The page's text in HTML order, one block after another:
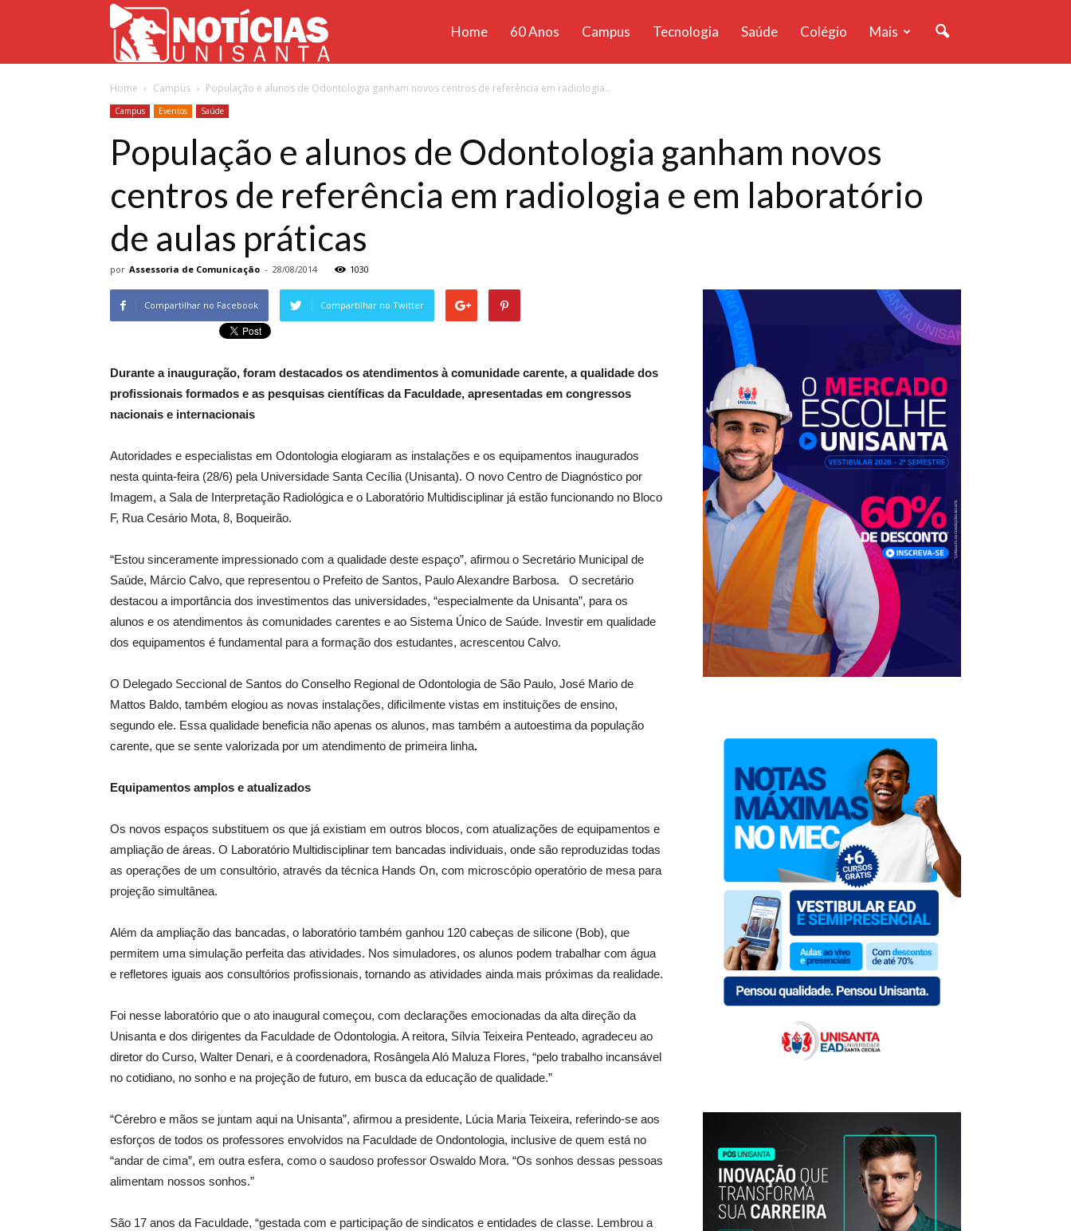
Unisanta
Home 60 Anos Campus Tecnologia Saúde Colégio Mais
Home Campus População e alunos de Odontologia ganham novos centros de referência em radiologia...
Campus Eventos Saúde
População e alunos de Odontologia ganham novos
centros de referência em radiologia e em laboratório
de aulas práticas
por Assessoria de Comunicação - 28/08/2014 1030
Compartilhar no Facebook Compartilhar no Twitter
Durante a inauguração, foram destacados os atendimentos à comunidade carente, a qualidade dos
profissionais formados e as pesquisas científicas da Faculdade, apresentadas em congressos
nacionais e internacionais
Autoridades e especialistas em Odontologia elogiaram as instalações e os equipamentos inaugurados
nesta quinta-feira (28/6) pela Universidade Santa Cecília (Unisanta). O novo Centro de Diagnóstico por
Imagem, a Sala de Interpretação Radiológica e o Laboratório Multidisciplinar já estão funcionando no Bloco
F, Rua Cesário Mota, 8, Boqueirão.
“Estou sinceramente impressionado com a qualidade deste espaço”, afirmou o Secretário Municipal de
Saúde, Márcio Calvo, que representou o Prefeito de Santos, Paulo Alexandre Barbosa. O secretário
destacou a importância dos investimentos das universidades, “especialmente da Unisanta”, para os
alunos e os atendimentos às comunidades carentes e ao Sistema Único de Saúde. Investir em qualidade
dos equipamentos é fundamental para a formação dos estudantes, acrescentou Calvo.
O Delegado Seccional de Santos do Conselho Regional de Odontologia de São Paulo, José Mario de
Mattos Baldo, também elogiou as novas instalações, dificilmente vistas em instituições de ensino,
segundo ele. Essa qualidade beneficia não apenas os alunos, mas também a autoestima da população
carente, que se sente valorizada por um atendimento de primeira linha.
Equipamentos amplos e atualizados
Os novos espaços substituem os que já existiam em outros blocos, com atualizações de equipamentos e
ampliação de áreas. O Laboratório Multidisciplinar tem bancadas individuais, onde são reproduzidas todas
as operações de um consultório, através da técnica Hands On, com microscópio operatório de mesa para
projeção simultânea.
Além da ampliação das bancadas, o laboratório também ganhou 120 cabeças de silicone (Bob), que
permitem uma simulação perfeita das atividades. Nos simuladores, os alunos podem trabalhar com água
e refletores iguais aos consultórios profissionais, tornando as atividades ainda mais próximas da realidade.
Foi nesse laboratório que o ato inaugural começou, com declarações emocionadas da alta direção da
Unisanta e dos dirigentes da Faculdade de Odontologia. A reitora, Sílvia Teixeira Penteado, agradeceu ao
diretor do Curso, Walter Denari, e à coordenadora, Rosângela Aló Maluza Flores, “pelo trabalho incansável
no cotidiano, no sonho e na projeção de futuro, em busca da educação de qualidade.”
“Cérebro e mãos se juntam aqui na Unisanta”, afirmou a presidente, Lúcia Maria Teixeira, referindo-se aos
esforços de todos os professores envolvidos na Faculdade de Ondontologia, inclusive de quem está no
“andar de cima”, em outra esfera, como o saudoso professor Oswaldo Mora. “Os sonhos dessas pessoas
alimentam nossos sonhos.”
São 17 anos da Faculdade, “gestada com e participação de sindicatos e entidades de classe. Lembrou a